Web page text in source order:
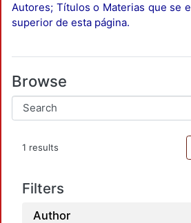
Autores; Títulos o Materias que se
superior de esta página.
Browse
1 results
Filters
Author